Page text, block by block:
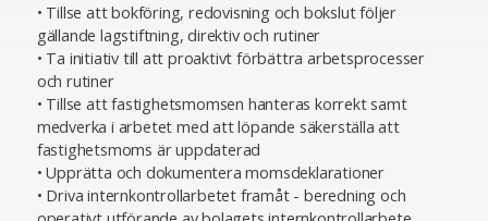
• Tillse att bokföring, redovisning och bokslut följer
gällande lagstiftning, direktiv och rutiner
• Ta initiativ till att proaktivt förbättra arbetsprocesser
och rutiner
• Tillse att fastighetsmomsen hanteras korrekt samt
medverka i arbetet med att löpande säkerställa att
fastighetsmoms är uppdaterad
• Upprätta och dokumentera momsdeklarationer
• Driva internkontrollarbetet framåt - beredning och